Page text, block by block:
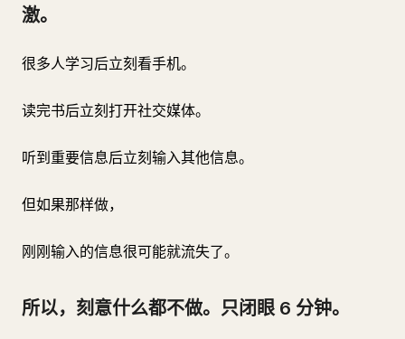
激。
很多人学习后立刻看手机。
读完书后立刻打开社交媒体。
听到重要信息后立刻输入其他信息。
但如果那样做，
刚刚输入的信息很可能就流失了。
所以，刻意什么都不做。只闭眼 6 分钟。